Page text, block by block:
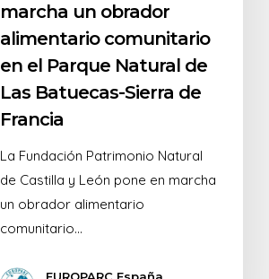
marcha un obrador
alimentario comunitario
en el Parque Natural de
Las Batuecas-Sierra de
Francia
La Fundación Patrimonio Natural
de Castilla y León pone en marcha
un obrador alimentario
comunitario…